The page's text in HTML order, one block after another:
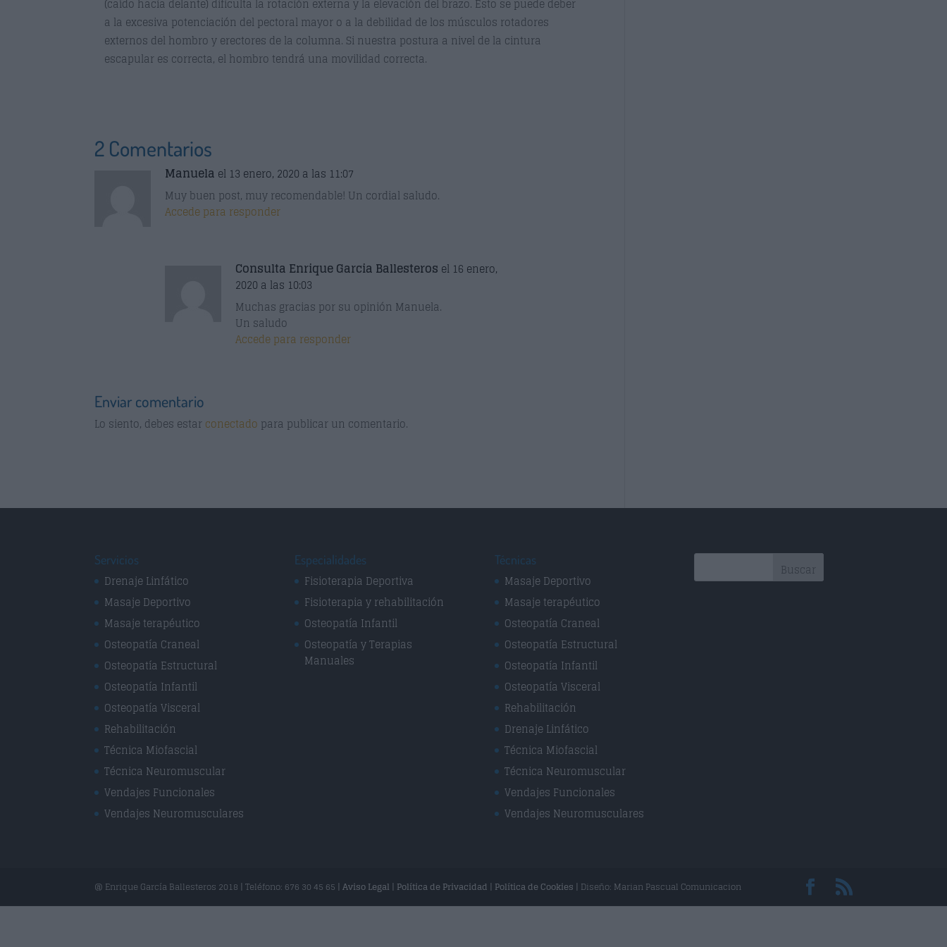
(caído hacia delante) dificulta la rotación externa y la elevación del brazo. Esto se puede deber
a la excesiva potenciación del pectoral mayor o a la debilidad de los músculos rotadores
externos del hombro y erectores de la columna. Si nuestra postura a nivel de la cintura
escapular es correcta, el hombro tendrá una movilidad correcta.
2 Comentarios
Manuela el 13 enero, 2020 a las 11:07
Muy buen post, muy recomendable! Un cordial saludo.
Accede para responder
Consulta Enrique Garcia Ballesteros el 16 enero,
2020 a las 10:03
Muchas gracias por su opinión Manuela.
Un saludo
Accede para responder
Enviar comentario
Lo siento, debes estar conectado para publicar un comentario.
Servicios
Drenaje Linfático
Masaje Deportivo
Masaje terapéutico
Osteopatía Craneal
Osteopatía Estructural
Osteopatía Infantil
Osteopatía Visceral
Rehabilitación
Técnica Miofascial
Técnica Neuromuscular
Vendajes Funcionales
Vendajes Neuromusculares
Especialidades
Fisioterapia Deportiva
Fisioterapia y rehabilitación
Osteopatía Infantil
Osteopatía y Terapias
Manuales
Técnicas
Masaje Deportivo
Masaje terapéutico
Osteopatía Craneal
Osteopatía Estructural
Osteopatía Infantil
Osteopatía Visceral
Rehabilitación
Drenaje Linfático
Técnica Miofascial
Técnica Neuromuscular
Vendajes Funcionales
Vendajes Neuromusculares
@ Enrique García Ballesteros 2018 | Teléfono: 676 30 45 65 |Aviso Legal | Política de Privacidad | Política de Cookies | Diseño: Marian Pascual Comunicacion